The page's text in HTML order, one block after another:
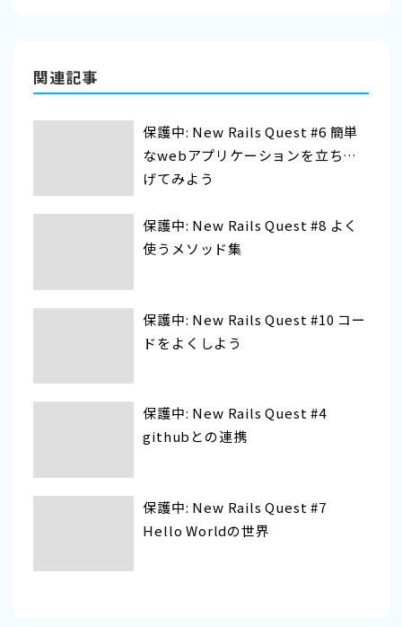
関連記事
保護中: New Rails Quest #6 簡単
なwebアプリケーションを立ち上
げてみよう
保護中: New Rails Quest #8 よく
使うメソッド集
保護中: New Rails Quest #10 コー
ドをよくしよう
保護中: New Rails Quest #4
githubとの連携
保護中: New Rails Quest #7
Hello Worldの世界